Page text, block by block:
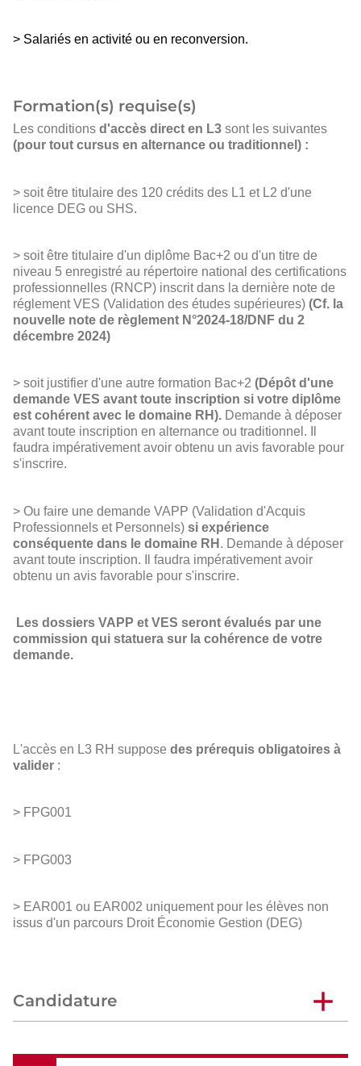
> Salariés en activité ou en reconversion.
Formation(s) requise(s)
Les conditions d'accès direct en L3 sont les suivantes
(pour tout cursus en alternance ou traditionnel) :
> soit être titulaire des 120 crédits des L1 et L2 d'une
licence DEG ou SHS.
> soit être titulaire d'un diplôme Bac+2 ou d'un titre de
niveau 5 enregistré au répertoire national des certifications
professionnelles (RNCP) inscrit dans la dernière note de
réglement VES (Validation des études supérieures) (Cf. la
nouvelle note de règlement N°2024-18/DNF du 2
décembre 2024)
> soit justifier d'une autre formation Bac+2 (Dépôt d'une
demande VES avant toute inscription si votre diplôme
est cohérent avec le domaine RH). Demande à déposer
avant toute inscription en alternance ou traditionnel. Il
faudra impérativement avoir obtenu un avis favorable pour
s'inscrire.
> Ou faire une demande VAPP (Validation d'Acquis
Professionnels et Personnels) si expérience
conséquente dans le domaine RH . Demande à déposer
avant toute inscription. Il faudra impérativement avoir
obtenu un avis favorable pour s'inscrire.
Les dossiers VAPP et VES seront évalués par une
commission qui statuera sur la cohérence de votre
demande.
L'accès en L3 RH suppose des prérequis obligatoires à
valider :
> FPG001
> FPG003
> EAR001 ou EAR002 uniquement pour les élèves non
issus d'un parcours Droit Économie Gestion (DEG)
Candidature